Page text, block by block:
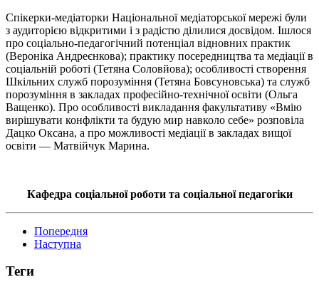
Спікерки-медіаторки Національної медіаторської мережі були
з аудиторією відкритими і з радістю ділилися досвідом. Ішлося
про соціально-педагогічний потенціал відновних практик
(Вероніка Андреєнкова); практику посередництва та медіації в
соціальній роботі (Тетяна Соловйова); особливості створення
Шкільних служб порозуміння (Тетяна Бовсуновська) та служб
порозуміння в закладах професійно-технічної освіти (Ольга
Ващенко). Про особливості викладання факультативу «Вмію
вирішувати конфлікти та будую мир навколо себе» розповіла
Дацко Оксана, а про можливості медіації в закладах вищої
освіти — Матвійчук Марина.
Кафедра соціальної роботи та соціальної педагогіки
Попередня
Наступна
Теги